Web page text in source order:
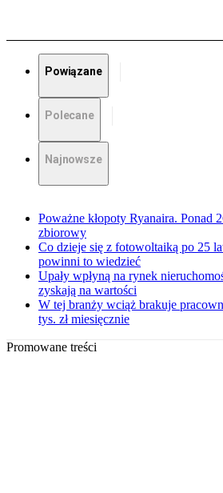
Powiązane
Polecane
Najnowsze
Poważne kłopoty Ryanaira. Ponad
zbiorowy
Co dzieje się z fotowoltaiką po 25
powinni to wiedzieć
Upały wpłyną na rynek
zyskają na wartości
W tej branży wciąż brakuje
tys. zł miesięcznie
Promowane treści